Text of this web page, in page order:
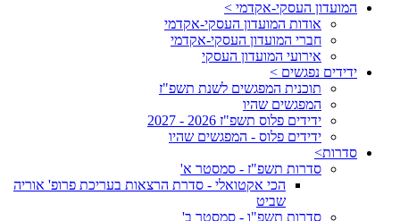
המועדון העסקי-אקדמי >
אודות המועדון העסקי-אקדמי
חברי המועדון העסקי-אקדמי
אירועי המועדון העסקי
ידידים נפגשים >
תוכנית המפגשים לשנת תשפ"ז
המפגשים שהיו
ידידים פלוס תשפ"ז 2026 - 2027
ידידים פלוס - המפגשים שהיו
סדרות>
סדרות תשפ"ז - סמסטר א'
הכי אקטואלי - סדרת הרצאות בעריכת פרופ' אוריה
שביט
סדרות תשפ"ו - סמסטר ב'